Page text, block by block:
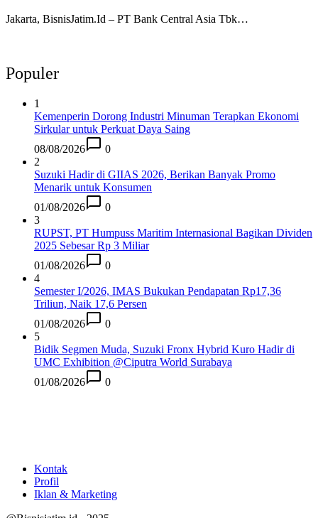
Jakarta, BisnisJatim.Id – PT Bank Central Asia Tbk…
Populer
1
Kemenperin Dorong Industri Minuman Terapkan Ekonomi
Sirkular untuk Perkuat Daya Saing
08/08/2026
0
2
Suzuki Hadir di GIIAS 2026, Berikan Banyak Promo
Menarik untuk Konsumen
01/08/2026
0
3
RUPST, PT Humpuss Maritim Internasional Bagikan Dividen
2025 Sebesar Rp 3 Miliar
01/08/2026
0
4
Semester I/2026, IMAS Bukukan Pendapatan Rp17,36
Triliun, Naik 17,6 Persen
01/08/2026
0
5
Bidik Segmen Muda, Suzuki Fronx Hybrid Kuro Hadir di
UMC Exhibition @Ciputra World Surabaya
01/08/2026
0
Kontak
Profil
Iklan & Marketing